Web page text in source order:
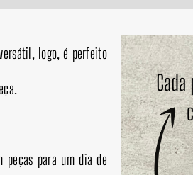
logo, é perfeito
peças para um dia de